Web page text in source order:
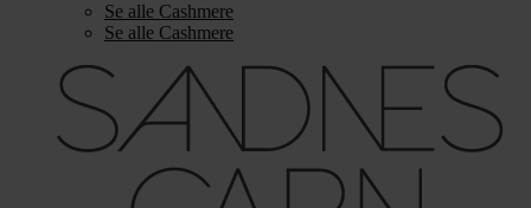
Se alle Cashmere
Se alle Cashmere